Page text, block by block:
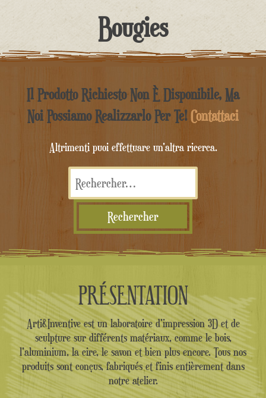
Bougies
Il Prodotto Richiesto Non È Disponibile, Ma
Noi Possiamo Realizzarlo Per Te! Contattaci
Altrimenti puoi effettuare un'altra ricerca.
Rechercher :
PRÉSENTATION
Arti&Inventive est un laboratoire d'impression 3D et de
sculpture sur différents matériaux, comme le bois,
l'aluminium, la cire, le savon et bien plus encore. Tous nos
produits sont conçus, fabriqués et finis entièrement dans
notre atelier.